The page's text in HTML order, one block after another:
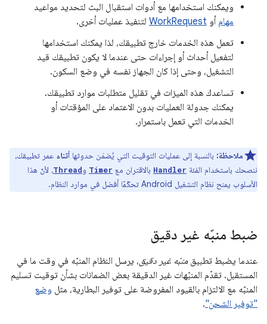
ويمكنك استخدامها مع أدوات استقبال البث لتحديد مواعيد
مهام أو WorkRequest لتنفيذ عمليات أخرى.
تعمل هذه الخدمات خارج تطبيقك، لذا يمكنك استخدامها
لتفعيل أحداث أو إجراءات حتى عندما لا يكون تطبيقك قيد
التشغيل، وحتى إذا كان الجهاز نفسه في وضع السكون.
تساعدك هذه الميزات في تقليل متطلبات موارد تطبيقك.
يمكنك جدولة العمليات بدون الاعتماد على المؤقتات أو
الخدمات التي تعمل باستمرار.
ملاحظة: بالنسبة إلى عمليات التوقيت التي يُضمَن حدوثها أثناء عمر تطبيقك،
ننصحك باستخدام الفئة Handler بالاقتران مع Timer وThread، لأنّ هذا
الأسلوب يمنح نظام التشغيل Android تحكّمًا أفضل في موارد النظام.
ضبط منبّه غير دقيق
عندما يضبط تطبيق منبّه غير دقيق، يرسل النظام المنبّه في وقت ما في
المستقبل. تقدّم المنبّهات غير الدقيقة بعض الضمانات بشأن توقيت تسليم
المنبّه مع الالتزام بالقيود المفروضة على توفير البطارية، مثل وضع
"توفير الشحن".